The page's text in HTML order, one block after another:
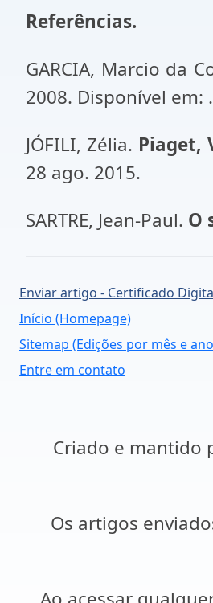
Referências.
GARCIA, Marcio da
2008. Disponível em:
JÓFILI, Zélia. Piaget,
28 ago. 2015.
SARTRE, Jean-Paul. O
Enviar artigo - Certificado
Início (Homepage)
Sitemap (Edições por mês e
Entre em contato
Criado e mantido
Os artigos